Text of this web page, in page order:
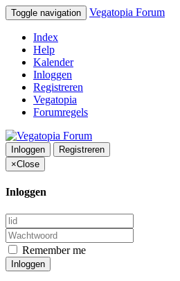
Toggle navigation Vegatopia Forum
Index
Help
Kalender
Inloggen
Registreren
Vegatopia
Forumregels
Inloggen
Registreren
×Close
Inloggen
Remember me
Inloggen